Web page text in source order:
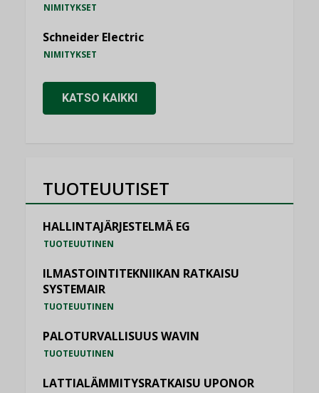
NIMITYKSET
Schneider Electric
NIMITYKSET
KATSO KAIKKI
TUOTEUUTISET
HALLINTAJÄRJESTELMÄ EG
TUOTEUUTINEN
ILMASTOINTITEKNIIKAN RATKAISU
SYSTEMAIR
TUOTEUUTINEN
PALOTURVALLISUUS WAVIN
TUOTEUUTINEN
LATTIALÄMMITYSRATKAISU UPONOR